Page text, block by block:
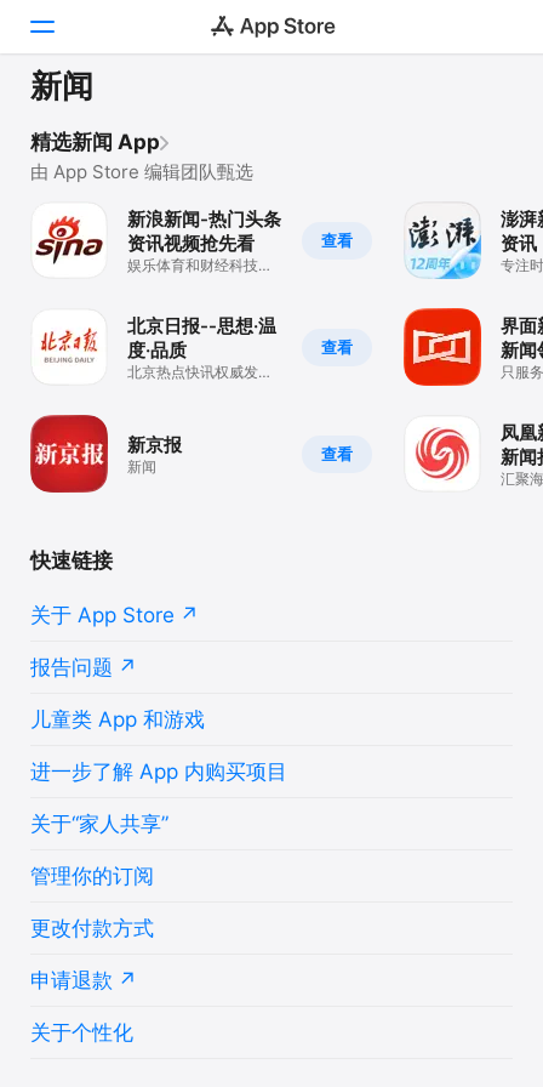
游戏
App
iPhone
Vision
新闻
精选新闻 App
由 App Store 编辑团队甄选
查看
新浪新闻-热门头条
资讯视频抢先看
娱乐体育和财经科技快
查看
北京日报--思想·温
度·品质
北京热点快讯权威发布
查看
新京报
新闻
澎湃
资讯
专注
界面
新闻
只服
凤
新闻
汇聚
快速链接
关于 App Store
报告问题
儿童类 App 和游戏
进一步了解 App 内购买项目
关于“家人共享”
管理你的订阅
更改付款方式
申请退款
关于个性化